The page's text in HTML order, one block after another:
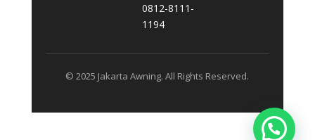
0812-8111-
1194
© 2025 Jakarta Awning. All Rights Reserved.